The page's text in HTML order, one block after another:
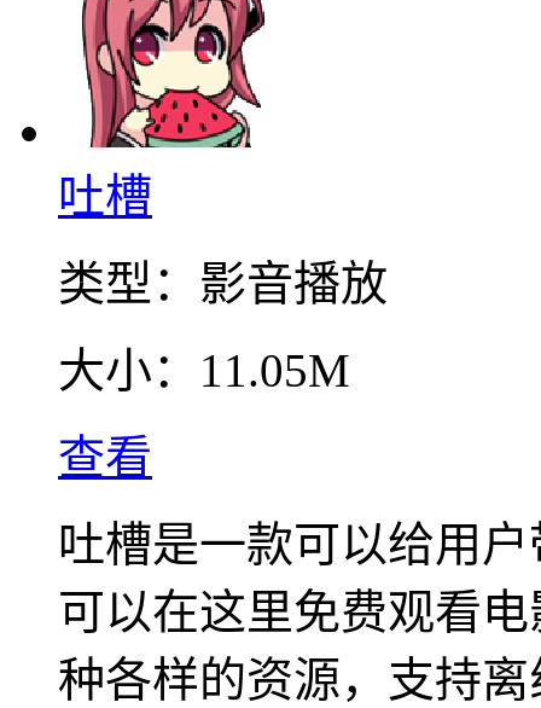
吐槽
类型： 影音播放
大小： 11.05M
查看
吐槽是一款可以给用
可以在这里免费观看
种各样的资源，支持